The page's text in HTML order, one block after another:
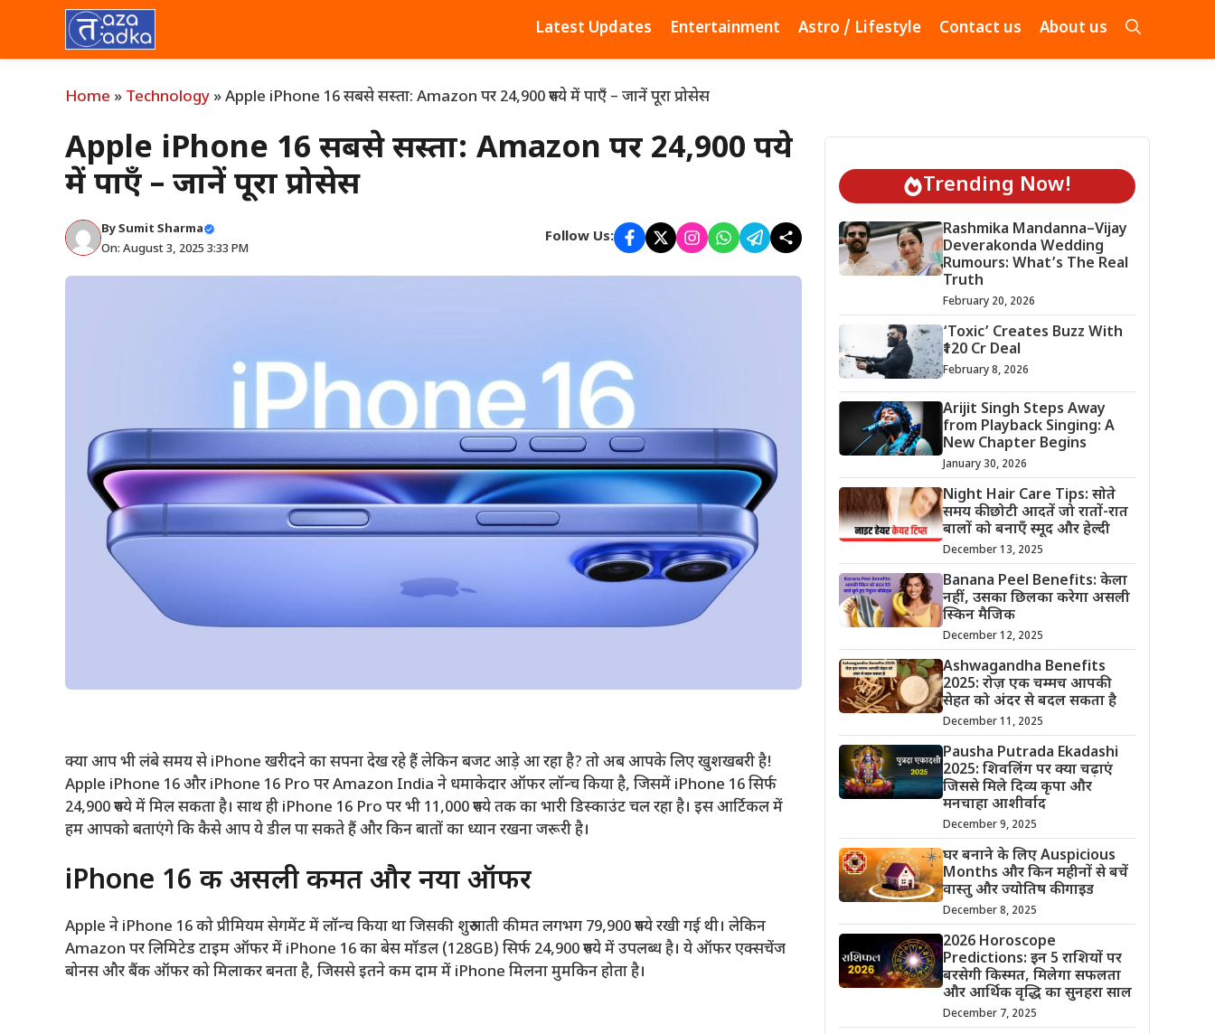
content
Latest Updates Entertainment Astro / Lifestyle Contact us About us
Home » Technology »Apple iPhone 16 सबसे सस्ता: Amazon पर 24,900 रुपये में पाएँ – जानें पूरा प्रोसेस
Apple iPhone 16 सबसे सस्ता: Amazon पर 24,900 रुपये
में पाएँ – जानें पूरा प्रोसेस
BySumit Sharma
On: August 3, 2025 3:33 PM
Follow Us:
क्या आप भी लंबे समय से iPhone खरीदने का सपना देख रहे हैं लेकिन बजट आड़े आ रहा है? तो अब आपके लिए खुशखबरी है!
Apple iPhone 16 और iPhone 16 Pro पर Amazon India ने धमाकेदार ऑफर लॉन्च किया है, जिसमें iPhone 16 सिर्फ
24,900 रुपये में मिल सकता है। साथ ही iPhone 16 Pro पर भी 11,000 रुपये तक का भारी डिस्काउंट चल रहा है। इस आर्टिकल में
हम आपको बताएंगे कि कैसे आप ये डील पा सकते हैं और किन बातों का ध्यान रखना जरूरी है।
iPhone 16 की असली कीमत और नया ऑफर
Apple ने iPhone 16 को प्रीमियम सेगमेंट में लॉन्च किया था जिसकी शुरुआती कीमत लगभग 79,900 रुपये रखी गई थी। लेकिन
Amazon पर लिमिटेड टाइम ऑफर में iPhone 16 का बेस मॉडल (128GB) सिर्फ 24,900 रुपये में उपलब्ध है। ये ऑफर एक्सचेंज
बोनस और बैंक ऑफर को मिलाकर बनता है, जिससे इतने कम दाम में iPhone मिलना मुमकिन होता है।
Trending Now!
Rashmika Mandanna–Vijay
Deverakonda Wedding
Rumours: What’s The Real
Truth
February 20, 2026
‘Toxic’ Creates Buzz With
₹120 Cr Deal
February 8, 2026
Arijit Singh Steps Away
from Playback Singing: A
New Chapter Begins
January 30, 2026
Night Hair Care Tips: सोते
समय की छोटी आदतें जो रातों-रात
बालों को बनाएँ स्मूद और हेल्दी
December 13, 2025
Banana Peel Benefits: केला
नहीं, उसका छिलका करेगा असली
स्किन मैजिक
December 12, 2025
Ashwagandha Benefits
2025: रोज़ एक चम्मच आपकी
सेहत को अंदर से बदल सकता है
December 11, 2025
Pausha Putrada Ekadashi
2025: शिवलिंग पर क्या चढ़ाएं
जिससे मिले दिव्य कृपा और
मनचाहा आशीर्वाद
December 9, 2025
घर बनाने के लिए Auspicious
Months और किन महीनों से बचें
वास्तु और ज्योतिष की गाइड
December 8, 2025
2026 Horoscope
Predictions: इन 5 राशियों पर
बरसेगी किस्मत, मिलेगा सफलता
और आर्थिक वृद्धि का सुनहरा साल
December 7, 2025